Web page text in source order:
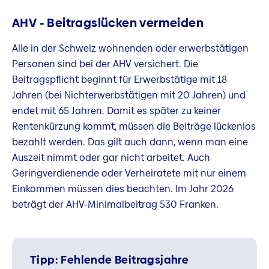
AHV - Beitragslücken vermeiden
Alle in der Schweiz wohnenden oder erwerbstätigen
Personen sind bei der AHV versichert. Die
Beitragspflicht beginnt für Erwerbstätige mit 18
Jahren (bei Nichterwerbstätigen mit 20 Jahren) und
endet mit 65 Jahren. Damit es später zu keiner
Rentenkürzung kommt, müssen die Beiträge lückenlos
bezahlt werden. Das gilt auch dann, wenn man eine
Auszeit nimmt oder gar nicht arbeitet. Auch
Geringverdienende oder Verheiratete mit nur einem
Einkommen müssen dies beachten. Im Jahr 2026
beträgt der AHV-Minimalbeitrag 530 Franken.
Tipp: Fehlende Beitragsjahre